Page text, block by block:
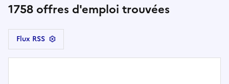
1758 offres d'emploi trouvées
Flux RSS